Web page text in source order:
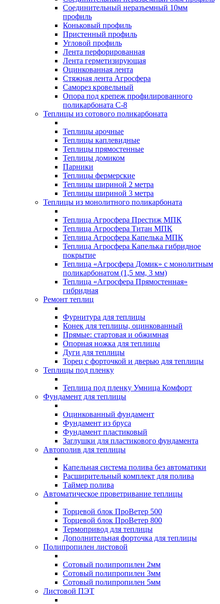
Соединительный неразъемный 10мм
профиль
Коньковый профиль
Пристенный профиль
Угловой профиль
Лента перфорированная
Лента герметизирующая
Оцинкованная лента
Стяжная лента Агросфера
Саморез кровельный
Опора под крепеж профилированного
поликарбоната С-8
Теплицы из сотового поликарбоната
Теплицы арочные
Теплицы каплевидные
Теплицы прямостенные
Теплицы домиком
Парники
Теплицы фермерские
Теплицы шириной 2 метра
Теплицы шириной 3 метра
Теплицы из монолитного поликарбоната
Теплица Агросфера Престиж МПК
Теплица Агросфера Титан МПК
Теплица Агросфера Капелька МПК
Теплица Агросфера Капелька гибридное
покрытие
Теплица «Агросфера Домик» с монолитным
поликарбонатом (1,5 мм, 3 мм)
Теплица «Агросфера Прямостенная»
гибридная
Ремонт теплиц
Фурнитура для теплицы
Конек для теплицы, оцинкованный
Прямые: стартовая и обжимная
Опорная ножка для теплицы
Дуги для теплицы
Торец с форточкой и дверью для теплицы
Теплицы под пленку
Теплица под пленку Умница Комфорт
Фундамент для теплицы
Оцинкованный фундамент
Фундамент из бруса
Фундамент пластиковый
Заглушки для пластикового фундамента
Автополив для теплицы
Капельная система полива без автоматики
Расширительный комплект для полива
Таймер полива
Автоматическое проветривание теплицы
Торцевой блок ПроВетер 500
Торцевой блок ПроВетер 800
Термопривод для теплицы
Дополнительная форточка для теплицы
Полипропилен листовой
Сотовый полипропилен 2мм
Сотовый полипропилен 3мм
Сотовый полипропилен 5мм
Листовой ПЭТ